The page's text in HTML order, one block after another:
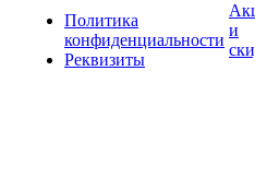
Политика
конфиденциальности
Реквизиты
и